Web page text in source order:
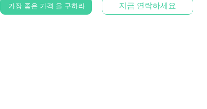
가장 좋은 가격 을 구하라 지금 연락하세요